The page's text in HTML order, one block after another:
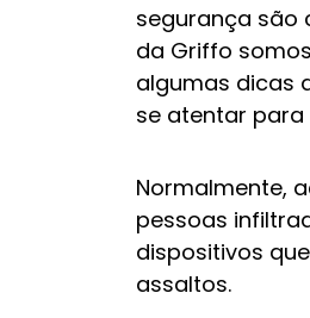
segurança são
da Griffo
algumas dicas
se atentar
Normalmente,
pessoas
dispositivos
assaltos.